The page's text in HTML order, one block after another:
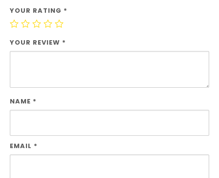
YOUR RATING *
YOUR REVIEW *
NAME *
EMAIL *